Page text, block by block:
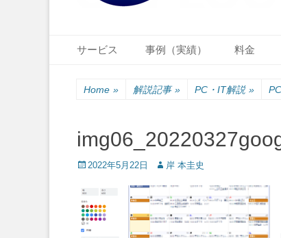
Primary Menu
サービス 事例（実績） 料金
Home » 解説記事 » PC・IT解説 »
Posted
2022年5月22日 Author
岸 本圭史